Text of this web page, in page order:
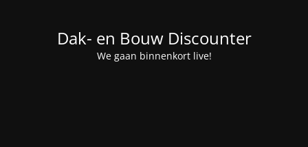
Dak- en Bouw Discounter
We gaan binnenkort live!